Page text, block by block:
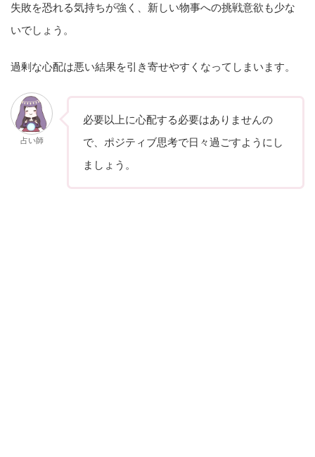
失敗を恐れる気持ちが強く、新しい物事への挑戦意欲も少な
いでしょう。
過剰な心配は悪い結果を引き寄せやすくなってしまいます。
占い師
必要以上に心配する必要はありませんの
で、ポジティブ思考で日々過ごすようにし
ましょう。